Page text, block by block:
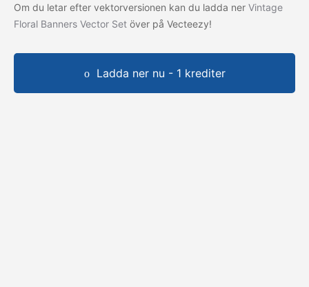
Om du letar efter vektorversionen kan du ladda ner Vintage
Floral Banners Vector Set över på Vecteezy!
Ladda ner nu - 1 krediter